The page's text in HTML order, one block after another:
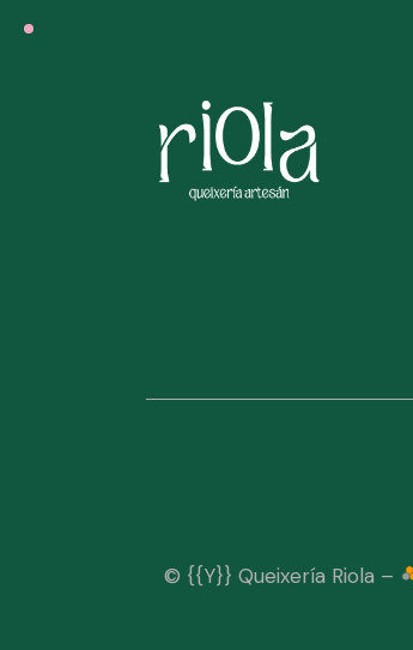
© {{Y}} Queixería Riola –